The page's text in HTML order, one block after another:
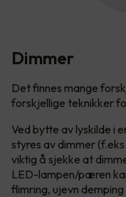
Dimmer
Det finnes mange
forskjellige teknikker
Ved bytte av lyskilde i
styres av dimmer
viktig å sjekke at
LED-lampen/pæren
flimring, ujevn demping